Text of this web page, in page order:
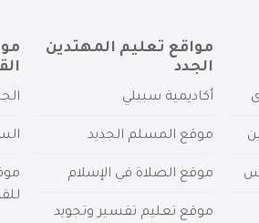
مواقع تعليم المهتدين
الجدد
أكاديمية سبيلي
موقع المسلم الجديد
موقع الصلاة في الإسلام
موقع تعليم تفسير وتجويد